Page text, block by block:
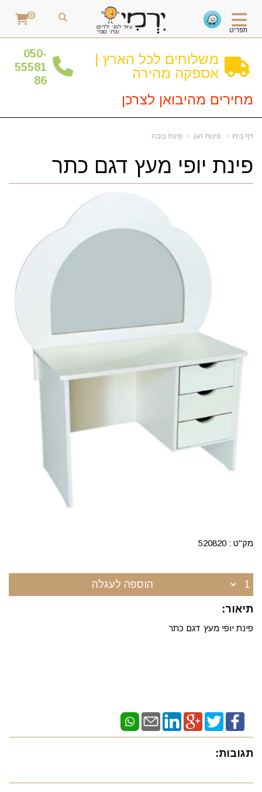
תפריט
0
משלוחים לכל הארץ |
אספקה מהירה
050-
55581
86
מחירים מהיבואן לצרכן
דף בית פינות הגן פינת בובה
פינת יופי מעץ דגם כתר
מק"ט : 520820
הוספה לעגלה
תיאור:
פינת יופי מעץ דגם כתר
תגובות: